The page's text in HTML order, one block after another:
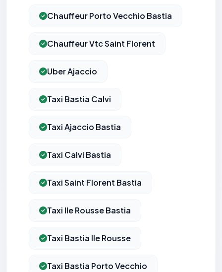
Chauffeur Porto Vecchio Bastia
Chauffeur Vtc Saint Florent
Uber Ajaccio
Taxi Bastia Calvi
Taxi Ajaccio Bastia
Taxi Calvi Bastia
Taxi Saint Florent Bastia
Taxi Ile Rousse Bastia
Taxi Bastia Ile Rousse
Taxi Bastia Porto Vecchio